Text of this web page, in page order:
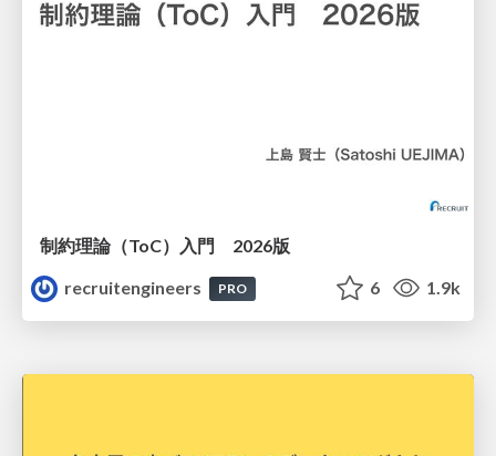
制約理論（ToC）入門 2026版
recruitengineers
PRO 6 1.9k